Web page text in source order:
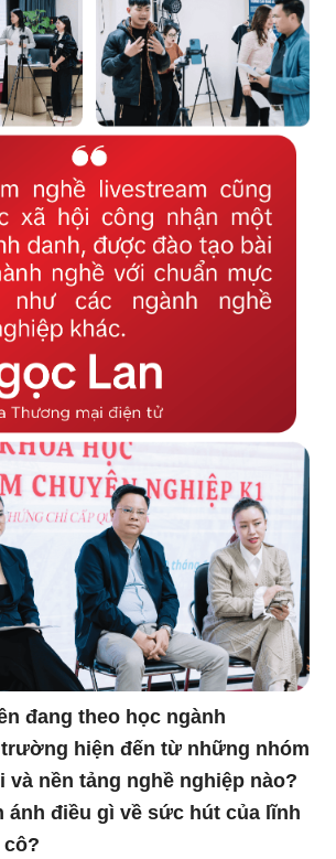
đang theo học ngành
hiện đến từ những nhóm
và nền tảng nghề nghiệp nào?
ánh điều gì về sức hút của lĩnh